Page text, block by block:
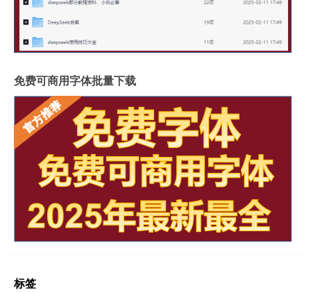
成都超薄岩板费用高吗
福建岩板拼接胶品牌排行
湖北现代岩板厂家有几种
整屋岩板装饰墙面好吗
岩板上的坐垫怎么清洁
冠珠陶瓷岩板产品介绍
重庆岩板卫浴多少钱
怎样加工岩板地台砖
瓷砖岩板连纹处理方法
揭阳西班牙岩板哪家好点
陶瓷岩板什么时候上市
佛山欧洲品牌岩板订制
南宁在哪买岩板餐桌
长沙岩板好做吗
岩板品牌
岩板台面哪里生产（成都岩板台面厂家）
岩板茶几加玻璃隔断
免费可商用字体批量下载
标签